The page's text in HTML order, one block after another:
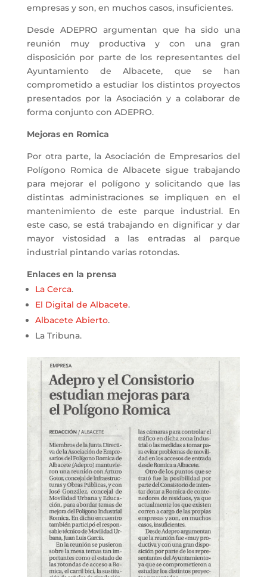
empresas y son, en muchos casos, insuficientes.
Desde ADEPRO argumentan que ha sido una
reunión muy productiva y con una gran
disposición por parte de los representantes del
Ayuntamiento de Albacete, que se han
comprometido a estudiar los distintos proyectos
presentados por la Asociación y a colaborar de
forma conjunto con ADEPRO.
Mejoras en Romica
Por otra parte, la Asociación de Empresarios del
Polígono Romica de Albacete sigue trabajando
para mejorar el polígono y solicitando que las
distintas administraciones se impliquen en el
mantenimiento de este parque industrial. En
este caso, se está trabajando en dignificar y dar
mayor vistosidad a las entradas al parque
industrial pintando varias rotondas.
Enlaces en la prensa
La Cerca.
El Digital de Albacete.
Albacete Abierto.
La Tribuna.